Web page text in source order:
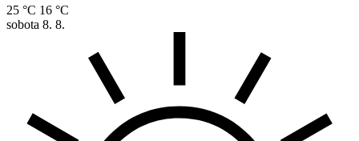
25 °C 16 °C
sobota 8. 8.